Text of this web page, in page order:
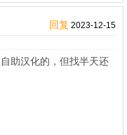
回复 2023-12-15
助汉化的，但找半天还